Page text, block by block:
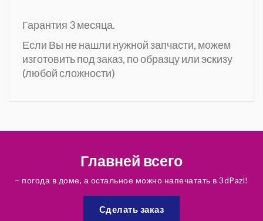
Гарантия 3 месяца.
Если Вы не нашли нужной запчасти, можем
изготовить под заказ, по образцу или эскизу
(любой сложности)
Главней всего
– погода в доме, а остальное можно напечатать в 3dPazl!
Сделать заказ